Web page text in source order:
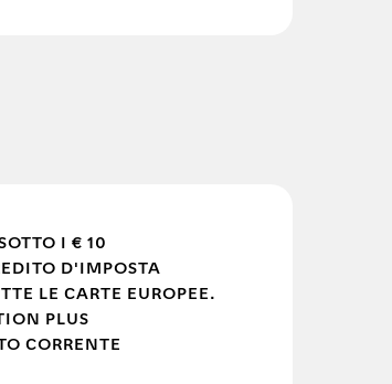
I € 10
D'IMPOSTA
LE CARTE EUROPEE.
PLUS
CORRENTE